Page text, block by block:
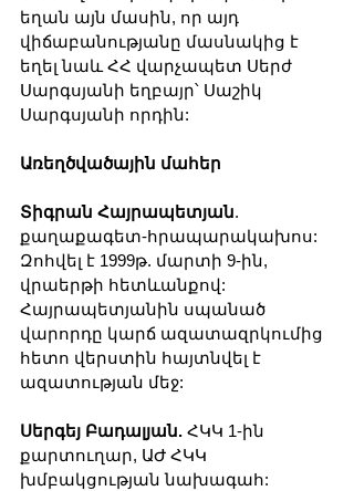
եղան այն մասին, որ այդ
վիճաբանությանը մասնակից է
եղել նաև ՀՀ վարչապետ Սերժ
Սարգսյանի եղբայր՝ Սաշիկ
Սարգսյանի որդին:
Առեղծվածային մահեր
Տիգրան Հայրապետյան.
քաղաքագետ-հրապարակախոս:
Զոհվել է 1999թ. մարտի 9-ին,
վրաերթի հետևանքով:
Հայրապետյանին սպանած
վարորդը կարճ ազատազրկումից
հետո վերստին հայտնվել է
ազատության մեջ:
Սերգեյ Բադալյան. ՀԿԿ 1-ին
քարտուղար, ԱԺ ՀԿԿ
խմբակցության նախագահ: